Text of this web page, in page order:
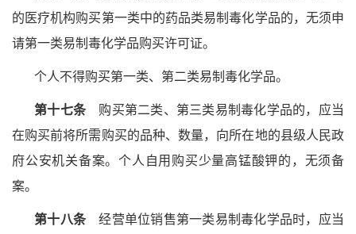
的医疗机构购买第一类中的药品类易制毒化学品的，无须申
请第一类易制毒化学品购买许可证。
个人不得购买第一类、第二类易制毒化学品。
第十七条购买第二类、第三类易制毒化学品的，应当
在购买前将所需购买的品种、数量，向所在地的县级人民政
府公安机关备案。个人自用购买少量高锰酸钾的，无须备
案。
第十八条经营单位销售第一类易制毒化学品时，应当